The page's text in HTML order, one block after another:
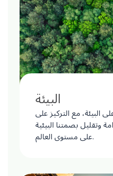
البيئة
البيئة، مع التركيز على
وتقليل بصمتنا البيئية
على مستوى العالم.